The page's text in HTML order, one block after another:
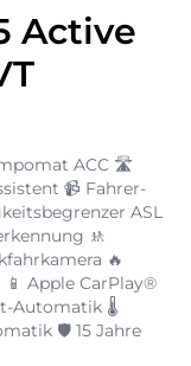
Active
ACC 🛣️
📹 Fahrer-
ASL
🚸
🔥
Apple CarPlay®
Automatik 🌡️
🛡️ 15 Jahre